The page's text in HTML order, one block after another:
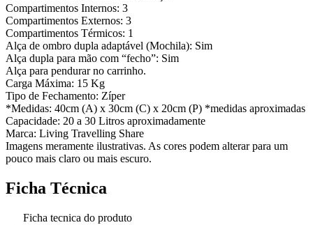
Compartimentos Internos: 3
Compartimentos Externos: 3
Compartimentos Térmicos: 1
Alça de ombro dupla adaptável (Mochila): Sim
Alça dupla para mão com “fecho”: Sim
Alça para pendurar no carrinho.
Carga Máxima: 15 Kg
Tipo de Fechamento: Zíper
*Medidas: 40cm (A) x 30cm (C) x 20cm (P) *medidas aproximadas
Capacidade: 20 a 30 Litros aproximadamente
Marca: Living Travelling Share
Imagens meramente ilustrativas. As cores podem alterar para um
pouco mais claro ou mais escuro.
Ficha Técnica
Ficha tecnica do produto